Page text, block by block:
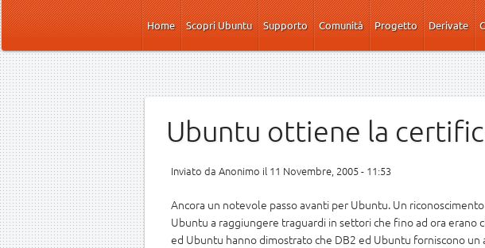
Salta al contenuto principale
Home
Scopri Ubuntu Supporto Comunità Progetto Derivate
Ubuntu ottiene la
Inviato da Anonimo il 11 Novembre, 2005 - 11:53
Ancora un notevole passo avanti per Ubuntu. Un
Ubuntu a raggiungere traguardi in settori che fino ad ora erano
ed Ubuntu hanno dimostrato che DB2 ed Ubuntu forniscono